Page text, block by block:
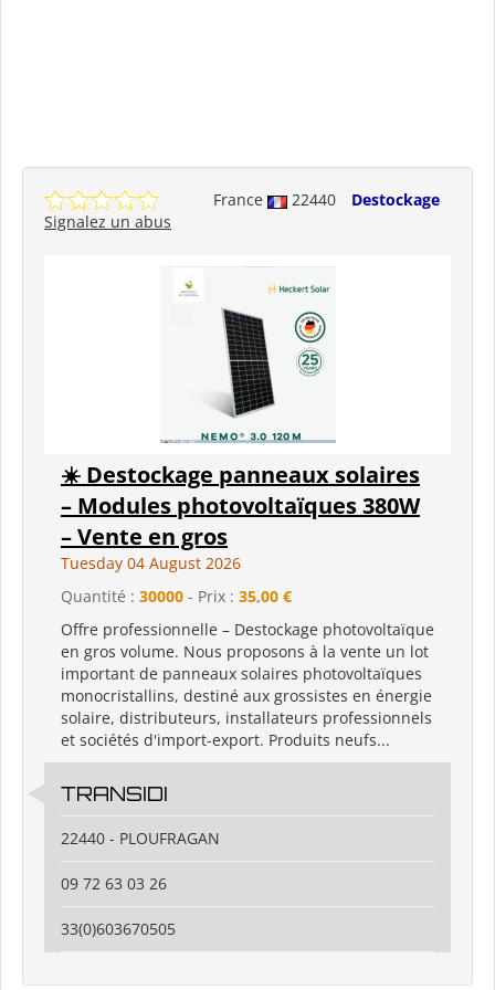
France 22440
Destockage
Signalez un abus
☀️ Destockage panneaux solaires
– Modules photovoltaïques 380W
– Vente en gros
Tuesday 04 August 2026
Quantité : 30000 - Prix : 35,00 €
Offre professionnelle – Destockage photovoltaïque
en gros volume. Nous proposons à la vente un lot
important de panneaux solaires photovoltaïques
monocristallins, destiné aux grossistes en énergie
solaire, distributeurs, installateurs professionnels
et sociétés d'import-export. Produits neufs...
TRANSIDI
22440 - PLOUFRAGAN
09 72 63 03 26
33(0)603670505